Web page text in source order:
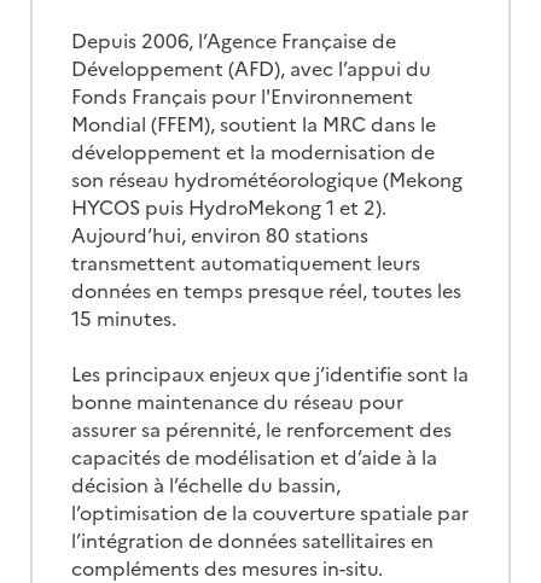
Depuis 2006, l’Agence Française de
Développement (AFD), avec l’appui du
Fonds Français pour l'Environnement
Mondial (FFEM), soutient la MRCdans le
développement et la modernisation de
son réseau hydrométéorologique (Mekong
HYCOS puis HydroMekong 1 et 2).
Aujourd’hui, environ 80 stations
transmettent automatiquement leurs
données en temps presque réel, toutes les
15 minutes.
Les principaux enjeux que j’identifie sont la
bonne maintenance du réseau pour
assurer sa pérennité, le renforcement des
capacités de modélisation et d’aide à la
décision à l’échelle du bassin,
l’optimisation de la couverture spatiale par
l’intégration de données satellitaires en
compléments des mesures in-situ.